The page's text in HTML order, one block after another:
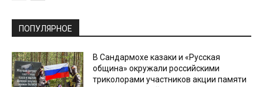
ПОПУЛЯРНОЕ
В Сандармохе казаки и «Русская
община» окружали российскими
триколорами участников акции памяти